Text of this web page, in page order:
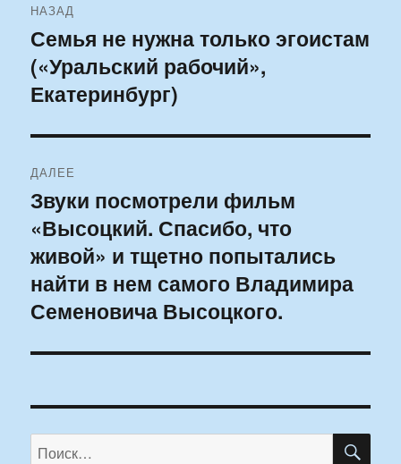
по
записям
НАЗАД
Предыдущая
запись:
Семья не нужна только эгоистам
(«Уральский рабочий»,
Екатеринбург)
ДАЛЕЕ
Следующая
запись:
Звуки посмотрели фильм
«Высоцкий. Спасибо, что
живой» и тщетно попытались
найти в нем самого Владимира
Семеновича Высоцкого.
Искать: